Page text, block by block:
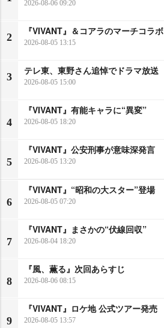
2026-08-06 09:20
2
『VIVANT』＆コアラのマーチコラボ
2026-08-05 13:15
3
テレ東、東野さん追悼でドラマ放送
2026-08-05 15:00
4
『VIVANT』有能キャラに“異変”
2026-08-05 18:20
5
『VIVANT』公安刑事が意味深発言
2026-08-05 13:20
6
『VIVANT』“昭和の大スター”登場
2026-08-05 07:20
7
『VIVANT』まさかの“伏線回収”
2026-08-04 18:20
8
『風、薫る』次回あらすじ
2026-08-06 08:15
9
『VIVANT』ロケ地 公式ツアー発売
2026-08-05 13:57